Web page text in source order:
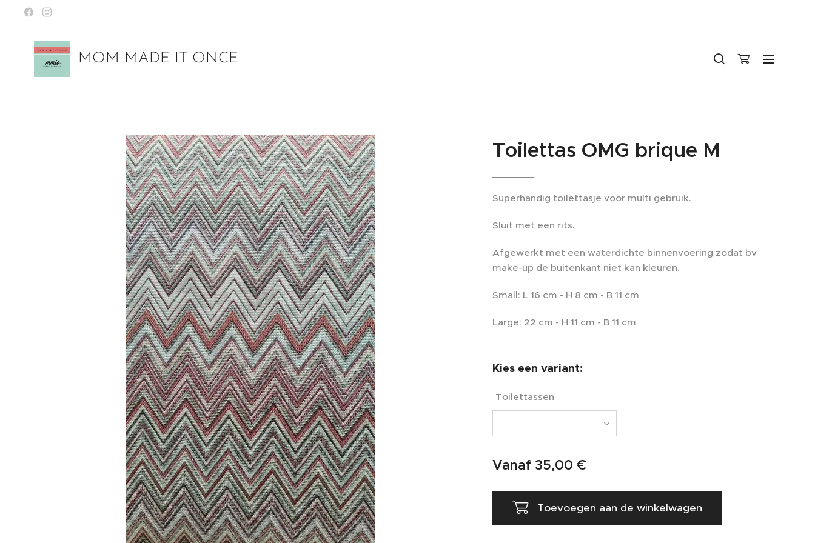
MOM MADE IT ONCE
Toilettas OMG brique M
Superhandig toilettasje voor multi gebruik.
Sluit met een rits.
Afgewerkt met een waterdichte binnenvoering zodat bv
make-up de buitenkant niet kan kleuren.
Small: L 16 cm - H 8 cm - B 11 cm
Large: 22 cm - H 11 cm - B 11 cm
Kies een variant:
Toilettassen
Vanaf 35,00 €
Toevoegen aan de winkelwagen